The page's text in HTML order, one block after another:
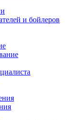
и бойлеров